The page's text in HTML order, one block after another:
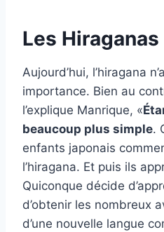
Les Hiraganas
Aujourd’hui, l’hiragana
importance. Bien au
l’explique Manrique, «
beaucoup plus simple.
enfants japonais
l’hiragana. Et puis ils
Quiconque décide
d’obtenir les nombreux
d’une nouvelle langue